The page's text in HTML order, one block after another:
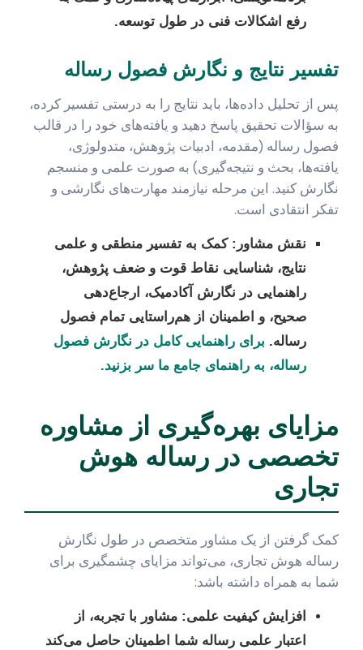
رفع اشکالات فنی در طول توسعه.
تفسیر نتایج و نگارش فصول رساله
پس از تحلیل داده‌ها، باید نتایج را به درستی تفسیر کرده،
به سؤالات تحقیق پاسخ دهید و یافته‌های خود را در قالب
فصول رساله (مقدمه، ادبیات پژوهش، متدولوژی،
یافته‌ها، بحث و نتیجه‌گیری) به صورت علمی و منسجم
نگارش کنید. این مرحله نیازمند مهارت‌های نگارشی و
تفکر انتقادی است.
نقش مشاور: کمک به تفسیر منطقی و علمی
نتایج، شناسایی نقاط قوت و ضعف پژوهش،
راهنمایی در نگارش آکادمیک، ارجاع‌دهی
صحیح، و اطمینان از هم‌راستایی تمام فصول
رساله. برای راهنمایی کامل در نگارش فصول
رساله، به راهنمای جامع ما سر بزنید.
مزایای بهره‌گیری از مشاوره
تخصصی در رساله هوش
تجاری
کمک گرفتن از یک مشاور متخصص در طول نگارش
رساله هوش تجاری، می‌تواند مزایای چشمگیری برای
شما به همراه داشته باشد:
افزایش کیفیت علمی: مشاور با تجربه، از
اعتبار علمی رساله شما اطمینان حاصل می‌کند